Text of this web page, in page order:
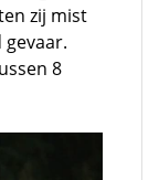
zij mist
8